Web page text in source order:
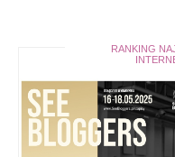
RANKING